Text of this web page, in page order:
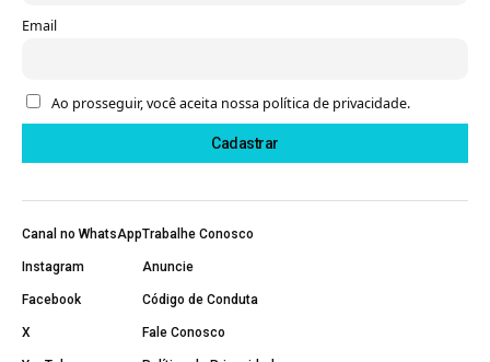
Email
Ao prosseguir, você aceita nossa política de privacidade.
Canal no WhatsApp
Instagram
Facebook
X
Trabalhe Conosco
Anuncie
Código de Conduta
Fale Conosco